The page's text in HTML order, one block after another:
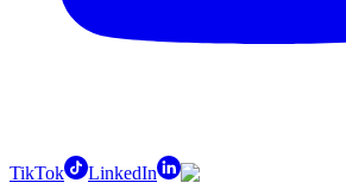
TikTok LinkedIn